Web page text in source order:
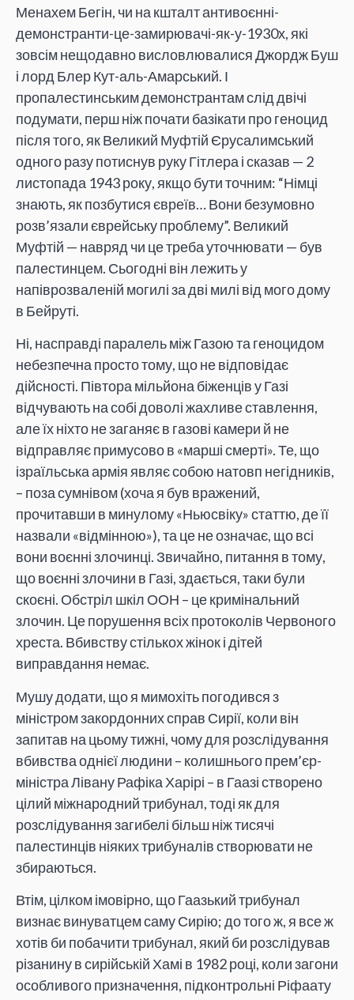
Менахем Бегін, чи на кшталт антивоєнні-
демонстранти-це-замирювачі-як-у-1930х, які
зовсім нещодавно висловлювалися Джордж Буш
і лорд Блер Кут-аль-Амарський. І
пропалестинським демонстрантам слід двічі
подумати, перш ніж почати базікати про геноцид
після того, як Великий Муфтій Єрусалимський
одного разу потиснув руку Гітлера і сказав — 2
листопада 1943 року, якщо бути точним: “Німці
знають, як позбутися євреїв… Вони безумовно
розв’язали єврейську проблему”. Великий
Муфтій — навряд чи це треба уточнювати — був
палестинцем. Сьогодні він лежить у
напіврозваленій могилі за дві милі від мого дому
в Бейруті.
Ні, насправді паралель між Газою та геноцидом
небезпечна просто тому, що не відповідає
дійсності. Півтора мільйона біженців у Газі
відчувають на собі доволі жахливе ставлення,
але їх ніхто не заганяє в газові камери й не
відправляє примусово в «марші смерті». Те, що
ізраїльська армія являє собою натовп негідників,
– поза сумнівом (хоча я був вражений,
прочитавши в минулому «Ньюсвіку» статтю, де її
назвали «відмінною»), та це не означає, що всі
вони воєнні злочинці. Звичайно, питання в тому,
що воєнні злочини в Газі, здається, таки були
скоєні. Обстріл шкіл ООН – це кримінальний
злочин. Це порушення всіх протоколів Червоного
хреста. Вбивству стількох жінок і дітей
виправдання немає.
Мушу додати, що я мимохіть погодився з
міністром закордонних справ Сирії, коли він
запитав на цьому тижні, чому для розслідування
вбивства однієї людини – колишнього прем’єр-
міністра Лівану Рафіка Харірі – в Гаазі створено
цілий міжнародний трибунал, тоді як для
розслідування загибелі більш ніж тисячі
палестинців ніяких трибуналів створювати не
збираються.
Втім, цілком імовірно, що Гаазький трибунал
визнає винуватцем саму Сирію; до того ж, я все ж
хотів би побачити трибунал, який би розслідував
різанину в сирійській Хамі в 1982 році, коли загони
особливого призначення, підконтрольні Ріфаату